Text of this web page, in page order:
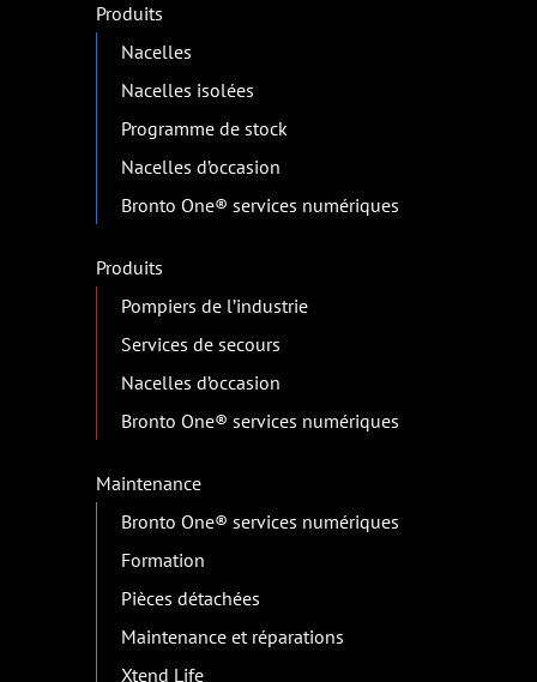
Produits
Nacelles
Nacelles isolées
Programme de stock
Nacelles d’occasion
Bronto One® services numériques
Produits
Pompiers de l’industrie
Services de secours
Nacelles d’occasion
Bronto One® services numériques
Maintenance
Bronto One® services numériques
Formation
Pièces détachées
Maintenance et réparations
Xtend Life